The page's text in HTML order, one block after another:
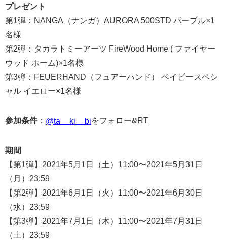
プレゼント
第1弾：NANGA（ナンガ）AURORA 500STD パープル×1
名様
第2弾：タカラトミーアーツ FireWood Home ( ファイヤー
ウッド ホーム)×1名様
第3弾：FEUERHAND（フュアーハンド） ベイビースペシ
ャル イエロー×1名様
参加条件： @ta__ki__biをフォロー&RT
期間
【第1弾】2021年5月1日（土）11:00〜2021年5月31日
（月）23:59
【第2弾】2021年6月1日（火）11:00〜2021年6月30日
（水）23:59
【第3弾】2021年7月1日（木）11:00〜2021年7月31日
（土）23:59